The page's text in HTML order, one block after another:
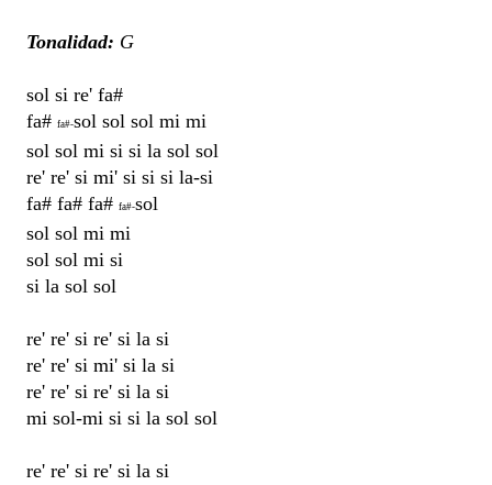
Tonalidad: G
sol si re' fa#
fa# fa#-sol sol sol mi mi
sol sol mi si si la sol sol
re' re' si mi' si si si la-si
fa# fa# fa# fa#-sol
sol sol mi mi
sol sol mi si
si la sol sol
re' re' si re' si la si
re' re' si mi' si la si
re' re' si re' si la si
mi sol-mi si si la sol sol
re' re' si re' si la si